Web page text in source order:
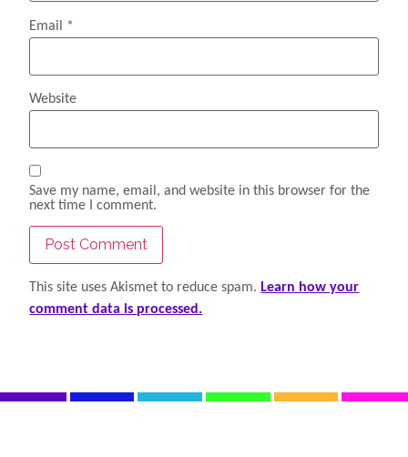
Email *
Website
Save my name, email, and website in this browser for the
next time I comment.
This site uses Akismet to reduce spam.Learn how your
comment data is processed.